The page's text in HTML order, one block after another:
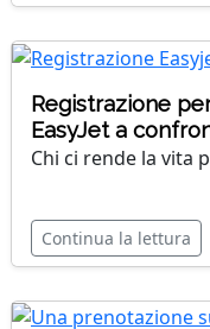
Registrazione
EasyJet a
Chi ci rende la vita
Continua la lettura